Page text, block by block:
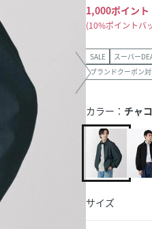
1,000ポイント
10%ポイントバ
SALE スーパー
ブランドクーポン
カラー： チャ
サイズ